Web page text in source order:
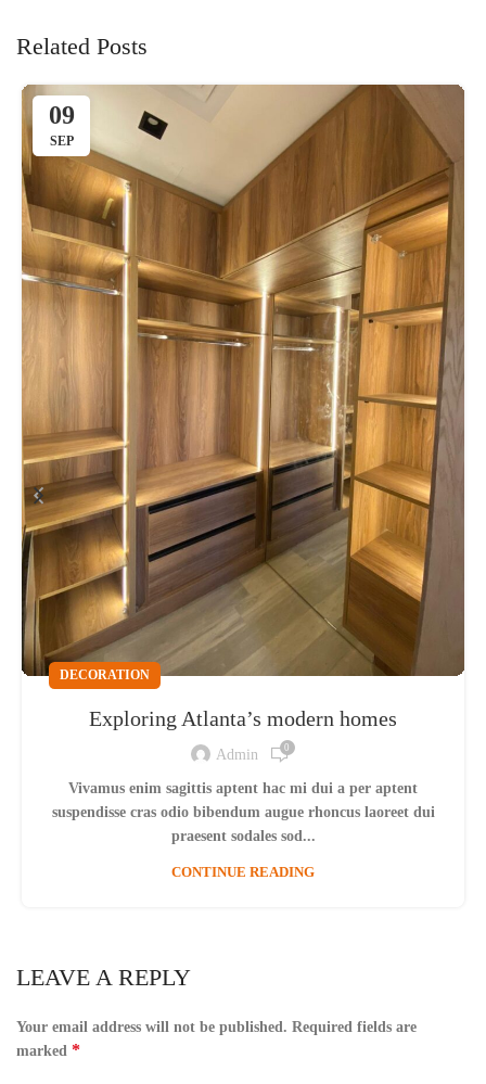
Related Posts
09
SEP
DECORATION
Exploring Atlanta’s modern homes
Admin 0
Vivamus enim sagittis aptent hac mi dui a per aptent
suspendisse cras odio bibendum augue rhoncus laoreet dui
praesent sodales sod...
CONTINUE READING
LEAVE A REPLY
Your email address will not be published. Required fields are
marked *